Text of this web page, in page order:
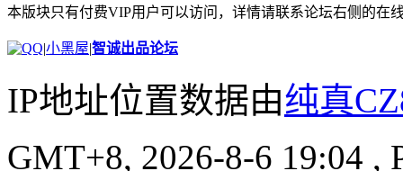
本版块只有付费VIP用户可以访问，详情请联系论坛右侧的在
|小黑屋|智诚出品论坛
IP地址位置数据由纯真
GMT+8, 2026-8-6 19:04 ,